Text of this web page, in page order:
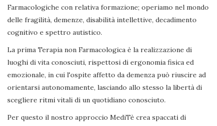
Farmacologiche con relativa formazione; operiamo nel mondo
delle fragilità, demenze, disabilità intellettive, decadimento
cognitivo e spettro autistico.
La prima Terapia non Farmacologica è la realizzazione di
luoghi di vita conosciuti, rispettosi di ergonomia fisica ed
emozionale, in cui l'ospite affetto da demenza può riuscire ad
orientarsi autonomamente, lasciando allo stesso la libertà di
scegliere ritmi vitali di un quotidiano conosciuto.
Per questo il nostro approccio MediTè crea spaccati di